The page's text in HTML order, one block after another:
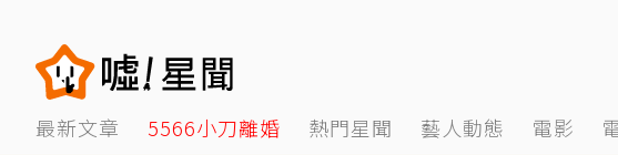
最新文章 5566小刀離婚 熱門星聞 藝人動態 電影